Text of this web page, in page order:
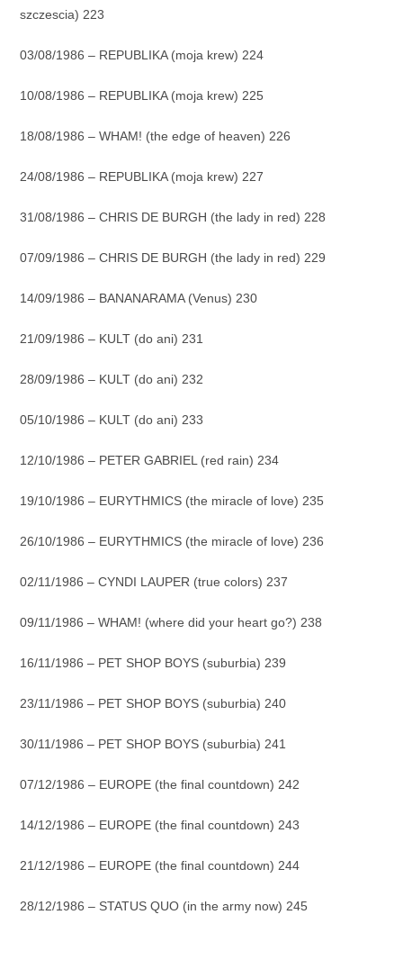
szczescia) 223
03/08/1986 – REPUBLIKA (moja krew) 224
10/08/1986 – REPUBLIKA (moja krew) 225
18/08/1986 – WHAM! (the edge of heaven) 226
24/08/1986 – REPUBLIKA (moja krew) 227
31/08/1986 – CHRIS DE BURGH (the lady in red) 228
07/09/1986 – CHRIS DE BURGH (the lady in red) 229
14/09/1986 – BANANARAMA (Venus) 230
21/09/1986 – KULT (do ani) 231
28/09/1986 – KULT (do ani) 232
05/10/1986 – KULT (do ani) 233
12/10/1986 – PETER GABRIEL (red rain) 234
19/10/1986 – EURYTHMICS (the miracle of love) 235
26/10/1986 – EURYTHMICS (the miracle of love) 236
02/11/1986 – CYNDI LAUPER (true colors) 237
09/11/1986 – WHAM! (where did your heart go?) 238
16/11/1986 – PET SHOP BOYS (suburbia) 239
23/11/1986 – PET SHOP BOYS (suburbia) 240
30/11/1986 – PET SHOP BOYS (suburbia) 241
07/12/1986 – EUROPE (the final countdown) 242
14/12/1986 – EUROPE (the final countdown) 243
21/12/1986 – EUROPE (the final countdown) 244
28/12/1986 – STATUS QUO (in the army now) 245